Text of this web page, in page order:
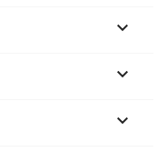


